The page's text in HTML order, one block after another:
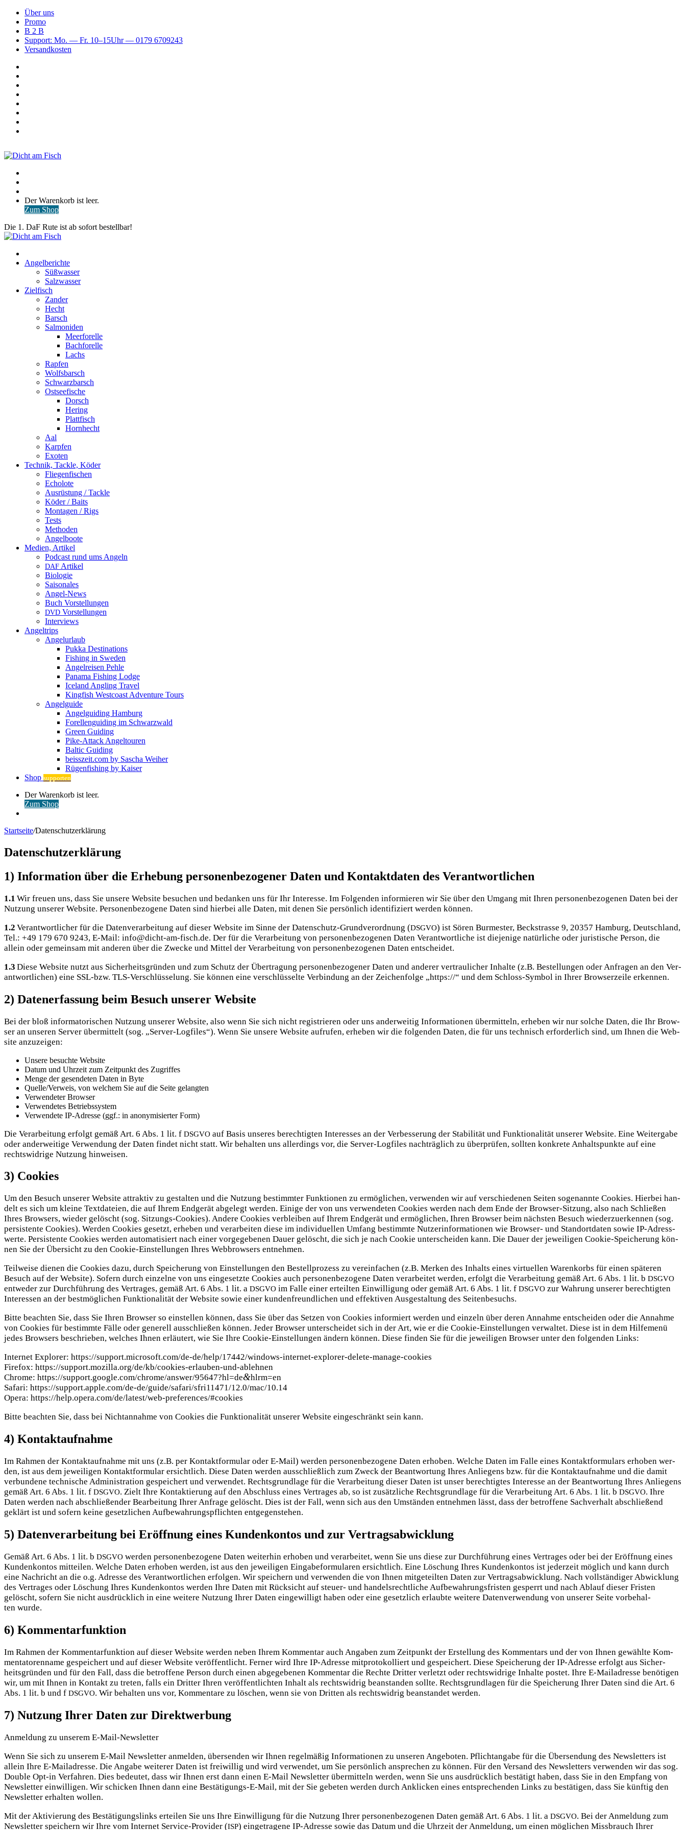
Über uns
Promo
B 2 B
Support: Mo. — Fr. 10–15Uhr — 0179 6709243
Versandkosten
Warenkorb
ansehen
Der Warenkorb ist leer.
Zum Shop
Die 1. DaF Rute ist ab sofort bestellbar!
Angelberichte
Süßwasser
Salzwasser
Zielfisch
Zander
Hecht
Barsch
Salmoniden
Meerforelle
Bachforelle
Lachs
Rapfen
Wolfsbarsch
Schwarzbarsch
Ostseefische
Dorsch
Hering
Plattfisch
Hornhecht
Aal
Karpfen
Exoten
Technik, Tackle, Köder
Fliegenfischen
Echolote
Ausrüstung / Tackle
Köder / Baits
Montagen / Rigs
Tests
Methoden
Angelboote
Medien, Artikel
Podcast rund ums Angeln
DAF Artikel
Biologie
Saisonales
Angel-News
Buch Vorstellungen
DVD Vorstellungen
Interviews
Angeltrips
Angelurlaub
Pukka Destinations
Fishing in Sweden
Angelreisen Pehle
Panama Fishing Lodge
Iceland Angling Travel
Kingfish Westcoast Adventure Tours
Angelguide
Angelguiding Hamburg
Forellenguiding im Schwarzwald
Green Guiding
Pike-Attack Angeltouren
Baltic Guiding
beisszeit.com by Sascha Weiher
Rügenfishing by Kaiser
Shop supporten
Warenkorb
ansehen
Der Warenkorb ist leer.
Zum Shop
Startseite/Datenschutzerklärung
Datenschutzerklärung
1) Information über die Erhebung personenbezogener Daten und Kontaktdaten des Verantwortlichen
1.1 Wir freu­en uns, dass Sie unse­re Web­site besu­chen und bedan­ken uns für Ihr Inter­es­se. Im Fol­gen­den infor­mie­ren wir Sie über den Umgang mit Ihren per­so­nen­be­zo­ge­nen Daten bei der
Nut­zung unse­rer Web­site. Per­so­nen­be­zo­ge­ne Daten sind hier­bei alle Daten, mit denen Sie per­sön­lich iden­ti­fi­ziert wer­den können.
1.2 Ver­ant­wort­li­cher für die Daten­ver­ar­bei­tung auf die­ser Web­site im Sin­ne der Daten­schutz-Grund­ver­ord­nung (DSGVO) ist Sören Bur­mes­ter, Beck­stras­se 9, 20357 Ham­burg, Deutsch­land,
Tel.: +49 179 670 9243, E‑Mail: info@dicht-am-fisch.de. Der für die Ver­ar­bei­tung von per­so­nen­be­zo­ge­nen Daten Ver­ant­wort­li­che ist die­je­ni­ge natür­li­che oder juris­ti­sche Per­son, die
allein oder gemein­sam mit ande­ren über die Zwe­cke und Mit­tel der Ver­ar­bei­tung von per­so­nen­be­zo­ge­nen Daten entscheidet.
1.3 Die­se Web­site nutzt aus Sicher­heits­grün­den und zum Schutz der Über­tra­gung per­so­nen­be­zo­ge­ner Daten und ande­rer ver­trau­li­cher Inhal­te (z.B. Bestel­lun­gen oder Anfra­gen an den Ver­
ant­wort­li­chen) eine SSL-bzw. TLS-Ver­schlüs­se­lung. Sie kön­nen eine ver­schlüs­sel­te Ver­bin­dung an der Zei­chen­fol­ge „https://“ und dem Schloss-Sym­bol in Ihrer Brow­ser­zei­le erkennen.
2) Datenerfassung beim Besuch unserer Website
Bei der bloß infor­ma­to­ri­schen Nut­zung unse­rer Web­site, also wenn Sie sich nicht regis­trie­ren oder uns ander­wei­tig Infor­ma­tio­nen über­mit­teln, erhe­ben wir nur sol­che Daten, die Ihr Brow­
ser an unse­ren Ser­ver über­mit­telt (sog. „Ser­ver-Log­files“). Wenn Sie unse­re Web­site auf­ru­fen, erhe­ben wir die fol­gen­den Daten, die für uns tech­nisch erfor­der­lich sind, um Ihnen die Web­
site anzuzeigen:
Unse­re besuch­te Website
Datum und Uhr­zeit zum Zeit­punkt des Zugriffes
Men­ge der gesen­de­ten Daten in Byte
Quelle/Verweis, von wel­chem Sie auf die Sei­te gelangten
Ver­wen­de­ter Browser
Ver­wen­de­tes Betriebssystem
Ver­wen­de­te IP-Adres­se (ggf.: in anony­mi­sier­ter Form)
Die Ver­ar­bei­tung erfolgt gemäß Art. 6 Abs. 1 lit. f DSGVO auf Basis unse­res berech­tig­ten Inter­es­ses an der Ver­bes­se­rung der Sta­bi­li­tät und Funk­tio­na­li­tät unse­rer Web­site. Eine Wei­ter­ga­be
oder ander­wei­ti­ge Ver­wen­dung der Daten fin­det nicht statt. Wir behal­ten uns aller­dings vor, die Ser­ver-Log­files nach­träg­lich zu über­prü­fen, soll­ten kon­kre­te Anhalts­punk­te auf eine
rechts­wid­ri­ge Nut­zung hinweisen.
3) Cookies
Um den Besuch unse­rer Web­site attrak­tiv zu gestal­ten und die Nut­zung bestimm­ter Funk­tio­nen zu ermög­li­chen, ver­wen­den wir auf ver­schie­de­nen Sei­ten soge­nann­te Coo­kies. Hier­bei han­
delt es sich um klei­ne Text­da­tei­en, die auf Ihrem End­ge­rät abge­legt wer­den. Eini­ge der von uns ver­wen­de­ten Coo­kies wer­den nach dem Ende der Brow­ser-Sit­zung, also nach Schlie­ßen
Ihres Brow­sers, wie­der gelöscht (sog. Sit­zungs-Coo­kies). Ande­re Coo­kies ver­blei­ben auf Ihrem End­ge­rät und ermög­li­chen, Ihren Brow­ser beim nächs­ten Besuch wie­der­zu­er­ken­nen (sog.
per­sis­ten­te Coo­kies). Wer­den Coo­kies gesetzt, erhe­ben und ver­ar­bei­ten die­se im indi­vi­du­el­len Umfang bestimm­te Nut­zer­in­for­ma­tio­nen wie Brow­ser- und Stand­ort­da­ten sowie IP-Adress­
wer­te. Per­sis­ten­te Coo­kies wer­den auto­ma­ti­siert nach einer vor­ge­ge­be­nen Dau­er gelöscht, die sich je nach Coo­kie unter­schei­den kann. Die Dau­er der jewei­li­gen Coo­kie-Spei­che­rung kön­
nen Sie der Über­sicht zu den Coo­kie-Ein­stel­lun­gen Ihres Web­brow­sers entnehmen.
Teil­wei­se die­nen die Coo­kies dazu, durch Spei­che­rung von Ein­stel­lun­gen den Bestell­pro­zess zu ver­ein­fa­chen (z.B. Mer­ken des Inhalts eines vir­tu­el­len Waren­korbs für einen spä­te­ren
Besuch auf der Web­site). Sofern durch ein­zel­ne von uns ein­ge­setz­te Coo­kies auch per­so­nen­be­zo­ge­ne Daten ver­ar­bei­tet wer­den, erfolgt die Ver­ar­bei­tung gemäß Art. 6 Abs. 1 lit. b DSGVO
ent­we­der zur Durch­füh­rung des Ver­tra­ges, gemäß Art. 6 Abs. 1 lit. a DSGVO im Fal­le einer erteil­ten Ein­wil­li­gung oder gemäß Art. 6 Abs. 1 lit. f DSGVO zur Wah­rung unse­rer berech­tig­ten
Inter­es­sen an der best­mög­li­chen Funk­tio­na­li­tät der Web­site sowie einer kun­den­freund­li­chen und effek­ti­ven Aus­ge­stal­tung des Seitenbesuchs.
Bit­te beach­ten Sie, dass Sie Ihren Brow­ser so ein­stel­len kön­nen, dass Sie über das Set­zen von Coo­kies infor­miert wer­den und ein­zeln über deren Annah­me ent­schei­den oder die Annah­me
von Coo­kies für bestimm­te Fäl­le oder gene­rell aus­schlie­ßen kön­nen. Jeder Brow­ser unter­schei­det sich in der Art, wie er die Coo­kie-Ein­stel­lun­gen ver­wal­tet. Die­se ist in dem Hil­fe­me­nü
jedes Brow­sers beschrie­ben, wel­ches Ihnen erläu­tert, wie Sie Ihre Coo­kie-Ein­stel­lun­gen ändern kön­nen. Die­se fin­den Sie für die jewei­li­gen Brow­ser unter den fol­gen­den Links:
Inter­net Explo­rer: https://support.microsoft.com/de-de/help/17442/windows-internet-explorer-delete-manage-cookies
Fire­fox: https://support.mozilla.org/de/kb/cookies-erlauben-und-ablehnen
Chro­me: https://support.google.com/chrome/answer/95647?hl=de&hlrm=en
Safa­ri: https://support.apple.com/de-de/guide/safari/sfri11471/12.0/mac/10.14
Ope­ra: https://help.opera.com/de/latest/web-preferences/#cookies
Bit­te beach­ten Sie, dass bei Nicht­an­nah­me von Coo­kies die Funk­tio­na­li­tät unse­rer Web­site ein­ge­schränkt sein kann.
4) Kontaktaufnahme
Im Rah­men der Kon­takt­auf­nah­me mit uns (z.B. per Kon­takt­for­mu­lar oder E‑Mail) wer­den per­so­nen­be­zo­ge­ne Daten erho­ben. Wel­che Daten im Fal­le eines Kon­takt­for­mu­lars erho­ben wer­
den, ist aus dem jewei­li­gen Kon­takt­for­mu­lar ersicht­lich. Die­se Daten wer­den aus­schließ­lich zum Zweck der Beant­wor­tung Ihres Anlie­gens bzw. für die Kon­takt­auf­nah­me und die damit
ver­bun­de­ne tech­ni­sche Admi­nis­tra­ti­on gespei­chert und ver­wen­det. Rechts­grund­la­ge für die Ver­ar­bei­tung die­ser Daten ist unser berech­tig­tes Inter­es­se an der Beant­wor­tung Ihres Anlie­gens
gemäß Art. 6 Abs. 1 lit. f DSGVO. Zielt Ihre Kon­tak­tie­rung auf den Abschluss eines Ver­tra­ges ab, so ist zusätz­li­che Rechts­grund­la­ge für die Ver­ar­bei­tung Art. 6 Abs. 1 lit. b DSGVO. Ihre
Daten wer­den nach abschlie­ßen­der Bear­bei­tung Ihrer Anfra­ge gelöscht. Dies ist der Fall, wenn sich aus den Umstän­den ent­neh­men lässt, dass der betrof­fe­ne Sach­ver­halt abschlie­ßend
geklärt ist und sofern kei­ne gesetz­li­chen Auf­be­wah­rungs­pflich­ten entgegenstehen.
5) Datenverarbeitung bei Eröffnung eines Kundenkontos und zur Vertragsabwicklung
Gemäß Art. 6 Abs. 1 lit. b DSGVO wer­den per­so­nen­be­zo­ge­ne Daten wei­ter­hin erho­ben und ver­ar­bei­tet, wenn Sie uns die­se zur Durch­füh­rung eines Ver­tra­ges oder bei der Eröff­nung eines
Kun­den­kon­tos mit­tei­len. Wel­che Daten erho­ben wer­den, ist aus den jewei­li­gen Ein­ga­be­for­mu­la­ren ersicht­lich. Eine Löschung Ihres Kun­den­kon­tos ist jeder­zeit mög­lich und kann durch
eine Nach­richt an die o.g. Adres­se des Ver­ant­wort­li­chen erfol­gen. Wir spei­chern und ver­wen­den die von Ihnen mit­ge­teil­ten Daten zur Ver­trags­ab­wick­lung. Nach voll­stän­di­ger Abwick­lung
des Ver­tra­ges oder Löschung Ihres Kun­den­kon­tos wer­den Ihre Daten mit Rück­sicht auf steu­er- und han­dels­recht­li­che Auf­be­wah­rungs­fris­ten gesperrt und nach Ablauf die­ser Fris­ten
gelöscht, sofern Sie nicht aus­drück­lich in eine wei­te­re Nut­zung Ihrer Daten ein­ge­wil­ligt haben oder eine gesetz­lich erlaub­te wei­te­re Daten­ver­wen­dung von unse­rer Sei­te vor­be­hal­
ten wurde.
6) Kommentarfunktion
Im Rah­men der Kom­men­tar­funk­ti­on auf die­ser Web­site wer­den neben Ihrem Kom­men­tar auch Anga­ben zum Zeit­punkt der Erstel­lung des Kom­men­tars und der von Ihnen gewähl­te Kom­
men­ta­toren­na­me gespei­chert und auf die­ser Web­site ver­öf­fent­licht. Fer­ner wird Ihre IP-Adres­se mit­pro­to­kol­liert und gespei­chert. Die­se Spei­che­rung der IP-Adres­se erfolgt aus Sicher­
heits­grün­den und für den Fall, dass die betrof­fe­ne Per­son durch einen abge­ge­be­nen Kom­men­tar die Rech­te Drit­ter ver­letzt oder rechts­wid­ri­ge Inhal­te pos­tet. Ihre E‑Mailadresse benö­ti­gen
wir, um mit Ihnen in Kon­takt zu tre­ten, falls ein Drit­ter Ihren ver­öf­fent­lich­ten Inhalt als rechts­wid­rig bean­stan­den soll­te. Rechts­grund­la­gen für die Spei­che­rung Ihrer Daten sind die Art. 6
Abs. 1 lit. b und f DSGVO. Wir behal­ten uns vor, Kom­men­ta­re zu löschen, wenn sie von Drit­ten als rechts­wid­rig bean­stan­det werden.
7) Nutzung Ihrer Daten zur Direktwerbung
Anmel­dung zu unse­rem E‑Mail-News­let­ter
Wenn Sie sich zu unse­rem E‑Mail News­let­ter anmel­den, über­sen­den wir Ihnen regel­mä­ßig Infor­ma­tio­nen zu unse­ren Ange­bo­ten. Pflicht­an­ga­be für die Über­sen­dung des News­let­ters ist
allein Ihre E‑Mailadresse. Die Anga­be wei­te­rer Daten ist frei­wil­lig und wird ver­wen­det, um Sie per­sön­lich anspre­chen zu kön­nen. Für den Ver­sand des News­let­ters ver­wen­den wir das sog.
Dou­ble Opt-in Ver­fah­ren. Dies bedeu­tet, dass wir Ihnen erst dann einen E‑Mail News­let­ter über­mit­teln wer­den, wenn Sie uns aus­drück­lich bestä­tigt haben, dass Sie in den Emp­fang von
News­let­ter ein­wil­li­gen. Wir schi­cken Ihnen dann eine Bestä­ti­gungs-E-Mail, mit der Sie gebe­ten wer­den durch Ankli­cken eines ent­spre­chen­den Links zu bestä­ti­gen, dass Sie künf­tig den
News­let­ter erhal­ten wollen.
Mit der Akti­vie­rung des Bestä­ti­gungs­links ertei­len Sie uns Ihre Ein­wil­li­gung für die Nut­zung Ihrer per­so­nen­be­zo­ge­nen Daten gemäß Art. 6 Abs. 1 lit. a DSGVO. Bei der Anmel­dung zum
News­let­ter spei­chern wir Ihre vom Inter­net Ser­vice-Pro­vi­der (ISP) ein­ge­tra­ge­ne IP-Adres­se sowie das Datum und die Uhr­zeit der Anmel­dung, um einen mög­li­chen Miss­brauch Ihrer